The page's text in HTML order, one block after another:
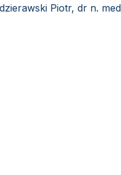
Piotr, dr n.